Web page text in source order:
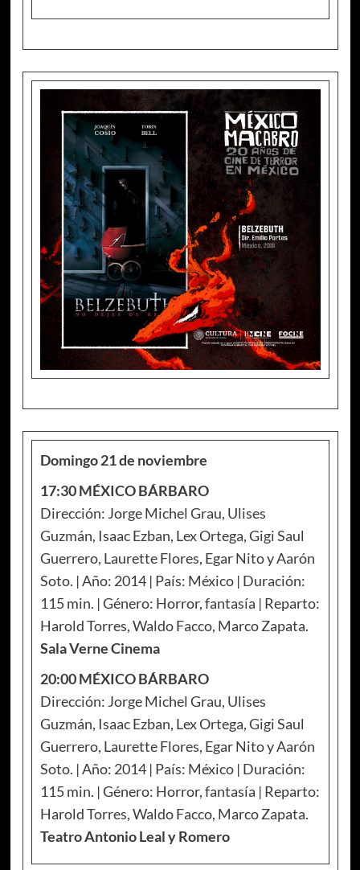
Domingo 21 de noviembre
17:30 MÉXICO BÁRBARO
Dirección: Jorge Michel Grau, Ulises
Guzmán, Isaac Ezban, Lex Ortega, Gigi Saul
Guerrero, Laurette Flores, Egar Nito y Aarón
Soto. | Año: 2014 | País: México | Duración:
115 min. | Género: Horror, fantasía | Reparto:
Harold Torres, Waldo Facco, Marco Zapata.
Sala Verne Cinema
20:00 MÉXICO BÁRBARO
Dirección: Jorge Michel Grau, Ulises
Guzmán, Isaac Ezban, Lex Ortega, Gigi Saul
Guerrero, Laurette Flores, Egar Nito y Aarón
Soto. | Año: 2014 | País: México | Duración:
115 min. | Género: Horror, fantasía | Reparto:
Harold Torres, Waldo Facco, Marco Zapata.
Teatro Antonio Leal y Romero